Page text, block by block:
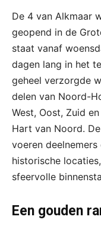
De 4 van Alkmaar
geopend in de
staat vanaf
dagen lang in het
geheel verzorgde
delen van Noord-
West, Oost, Zuid
Hart van Noord.
voeren
historische
sfeervolle
Een gouden